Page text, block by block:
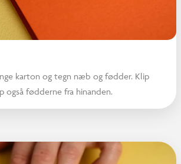
karton og tegn næb og fødder. Klip
også fødderne fra hinanden.